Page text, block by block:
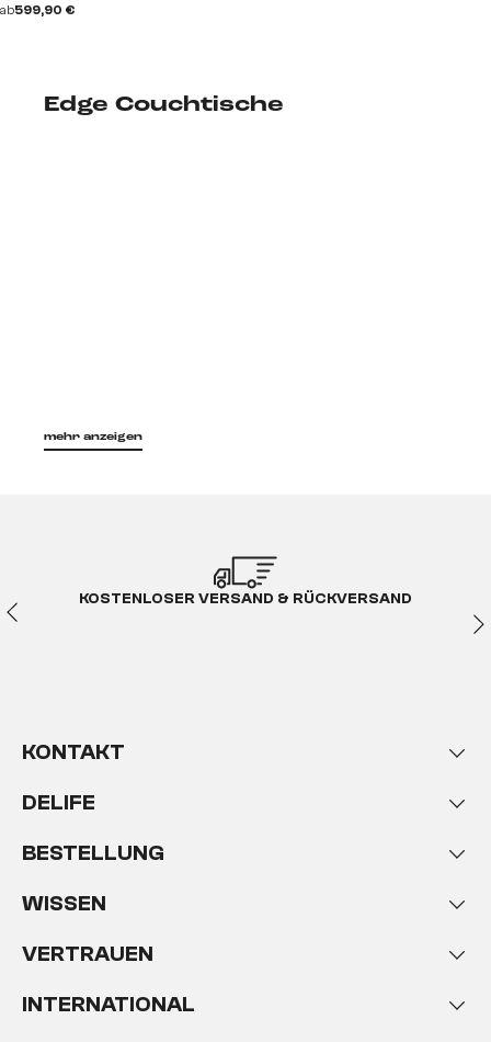
ab599,90 €
Edge Couchtische
mehr anzeigen
KOSTENLOSER VERSAND & RÜCKVERSAND
KONTAKT
DELIFE
BESTELLUNG
WISSEN
VERTRAUEN
INTERNATIONAL